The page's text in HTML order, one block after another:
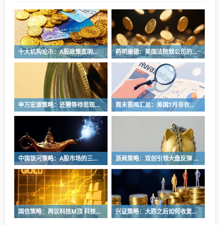
十大机构论市：A股政策底明确 科技第二波何时来？ 药明康德：美国法院就公司的初步禁令动议作出裁决
申万宏源策略：还需等待悲观持仓出清 周末要闻汇总：美国7月非农数据意外转负 美联储加息动力骤减
中国银河策略：A股市场的三个验证窗口 浙商策略：双创引领大盘反弹 进二不追高 退一逢低配
国信策略：再议科技M顶 科技第二波何时来？ 兴证策略：大跌之后如何收复失地 三类典型案例